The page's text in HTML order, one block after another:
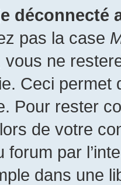
déconnecté
pas la case
ne
Ceci permet
Pour rester
de votre
par
dans une